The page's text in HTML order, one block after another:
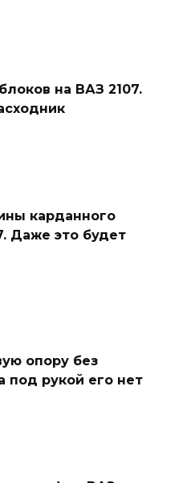
на ВАЗ 2107.
карданного
Даже это будет
опору без
под рукой его нет